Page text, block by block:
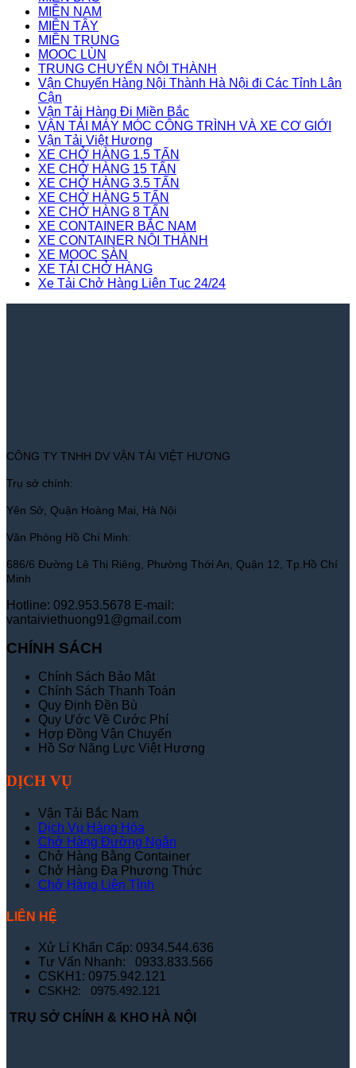
MIỀN NAM
MIỀN TÂY
MIỀN TRUNG
MOOC LÙN
TRUNG CHUYỂN NỘI THÀNH
Vận Chuyển Hàng Nội Thành Hà Nội đi Các Tỉnh Lân
Cận
Vận Tải Hàng Đi Miền Bắc
VẬN TẢI MÁY MÓC CÔNG TRÌNH VÀ XE CƠ GIỚI
Vận Tải Việt Hương
XE CHỞ HÀNG 1.5 TẤN
XE CHỞ HÀNG 15 TẤN
XE CHỞ HÀNG 3.5 TẤN
XE CHỞ HÀNG 5 TẤN
XE CHỞ HÀNG 8 TẤN
XE CONTAINER BẮC NAM
XE CONTAINER NỘI THÀNH
XE MOOC SÀN
XE TẢI CHỞ HÀNG
Xe Tải Chở Hàng Liên Tục 24/24
CÔNG TY TNHH DV VẬN TẢI VIỆT HƯƠNG
Trụ sở chính:
Yên Sở, Quận Hoàng Mai, Hà Nội
Văn Phòng Hồ Chí Minh:
686/6 Đường Lê Thị Riêng, Phường Thới An, Quận 12, Tp.Hồ Chí
Minh
Hotline: 092.953.5678 E-mail:
vantaiviethuong91@gmail.com
CHÍNH SÁCH
Chính Sách Bảo Mật
Chính Sách Thanh Toán
Quy Định Đền Bù
Quy Ước Về Cước Phí
Hợp Đồng Vận Chuyển
Hồ Sơ Năng Lực Việt Hương
DỊCH VỤ
Vận Tải Bắc Nam
Dịch Vụ Hàng Hóa
Chở Hàng Đường Ngắn
Chở Hàng Bằng Container
Chở Hàng Đa Phương Thức
Chở Hàng Liên Tỉnh
LIÊN HỆ
Xử Lí Khẩn Cấp: 0934.544.636
Tư Vấn Nhanh: 0933.833.566
CSKH1: 0975.942.121
CSKH2: 0975.492.121
TRỤ SỞ CHÍNH & KHO HÀ NỘI